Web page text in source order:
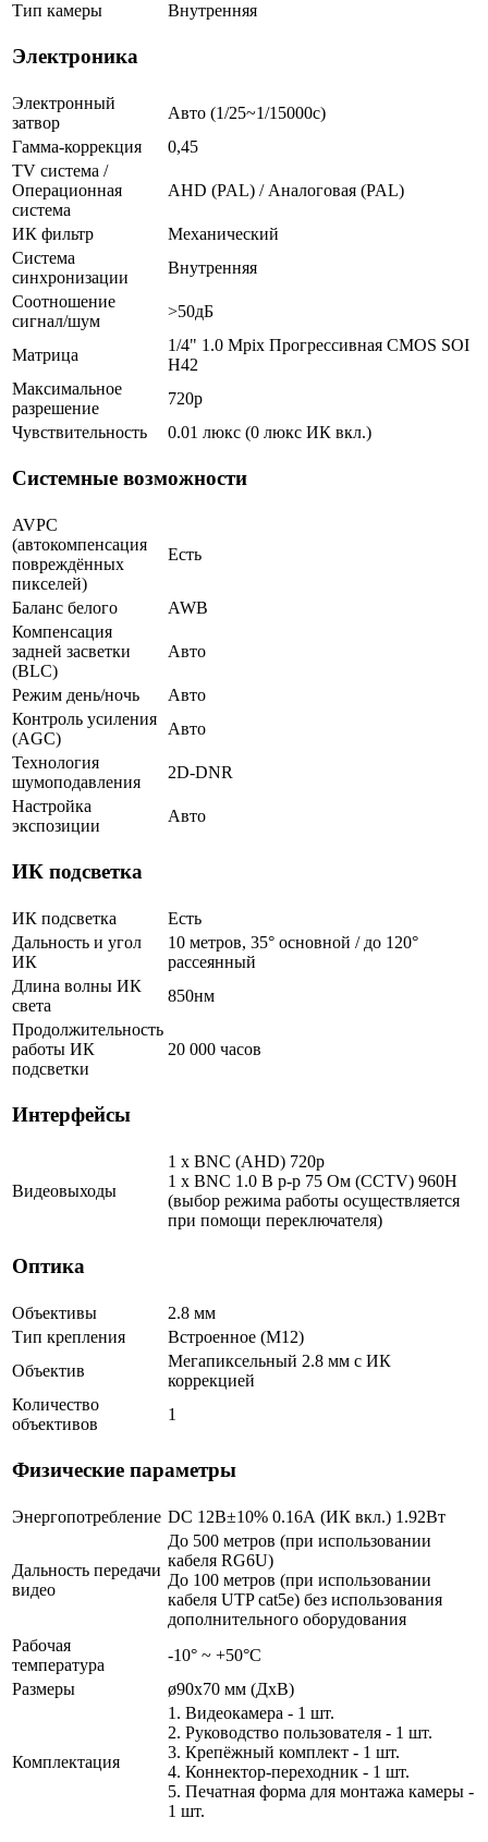
Тип камеры Внутренняя
Электроника
Электронный
затвор
Авто (1/25~1/15000с)
Гамма-коррекция
0,45
TV система /
Операционная
система
AHD (PAL) / Аналоговая (PAL)
ИК фильтр
Механический
Система
синхронизации
Внутренняя
Соотношение
сигнал/шум
>50дБ
Матрица
1/4" 1.0 Mpix Прогрессивная CMOS SOI
H42
Максимальное
разрешение
720p
Чувствительность
0.01 люкс (0 люкс ИК вкл.)
Системные возможности
AVPC
(автокомпенсация
повреждённых
пикселей)
Есть
Баланс белого
AWB
Компенсация
задней засветки
(BLC)
Авто
Режим день/ночь
Авто
Контроль усиления
(AGC)
Авто
Технология
шумоподавления
2D-DNR
Настройка
экспозиции
Авто
ИК подсветка
ИК подсветка
Есть
Дальность и угол
ИК
10 метров, 35° основной / до 120°
рассеянный
Длина волны ИК
света
850нм
Продолжительность
работы ИК
подсветки
20 000 часов
Интерфейсы
Видеовыходы
1 x BNC (AHD) 720p
1 x BNC 1.0 В р-р 75 Ом (CCTV) 960Н
(выбор режима работы осуществляется
при помощи переключателя)
Оптика
Объективы
2.8 мм
Тип крепления
Встроенное (М12)
Объектив
Мегапиксельный 2.8 мм c ИК
коррекцией
Количество
объективов
1
Физические параметры
Энергопотребление DC 12В±10% 0.16А (ИК вкл.) 1.92Вт
Дальность передачи
видео
До 500 метров (при использовании
кабеля RG6U)
До 100 метров (при использовании
кабеля UTP cat5e) без использования
дополнительного оборудования
Рабочая
температура
-10° ~ +50°С
Размеры
ø90х70 мм (ДхВ)
Комплектация
1. Видеокамера - 1 шт.
2. Руководство пользователя - 1 шт.
3. Крепёжный комплект - 1 шт.
4. Коннектор-переходник - 1 шт.
5. Печатная форма для монтажа камеры -
1 шт.